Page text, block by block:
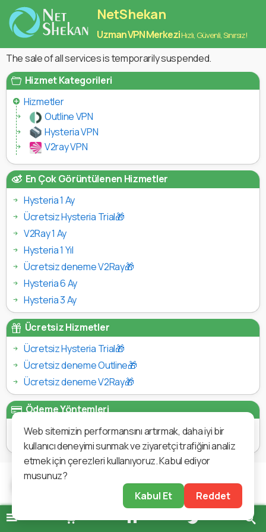
Web sitemizin performansını artırmak, daha iyi bir
kullanıcı deneyimi sunmak ve ziyaretçi trafiğini analiz
etmek için çerezleri kullanıyoruz. Kabul ediyor
musunuz?
Kabul Et
Reddet
NetShekan
Uzman VPN MerkeziHızlı, Güvenli, Sınırsız!
The sale of all services is temporarily suspended.
Hizmet Kategorileri
Hizmetler
Outline VPN
Hysteria VPN
V2ray VPN
En Çok Görüntülenen Hizmetler
Hysteria 1 Ay
Ücretsiz Hysteria Trial🎁
V2Ray 1 Ay
Hysteria 1 Yıl
Ücretsiz deneme V2Ray🎁
Hysteria 6 Ay
Hysteria 3 Ay
Ücretsiz Hizmetler
Ücretsiz Hysteria Trial🎁
Ücretsiz deneme Outline🎁
Ücretsiz deneme V2Ray🎁
Ödeme Yöntemleri